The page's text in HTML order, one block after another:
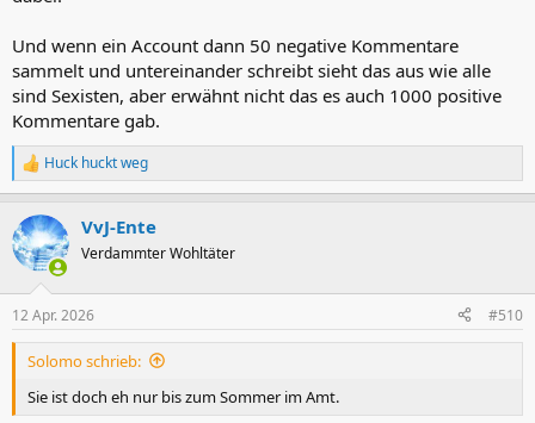
Und wenn ein Account dann 50 negative Kommentare
sammelt und untereinander schreibt sieht das aus wie alle
sind Sexisten, aber erwähnt nicht das es auch 1000 positive
Kommentare gab.
R
e
k
t
i
e
n
Huck huckt weg
VvJ-Ente
Verdammter Wohltäter
12 Apr. 2026 #510
Solomo schrieb:
Sie ist doch eh nur bis zum Sommer im Amt.